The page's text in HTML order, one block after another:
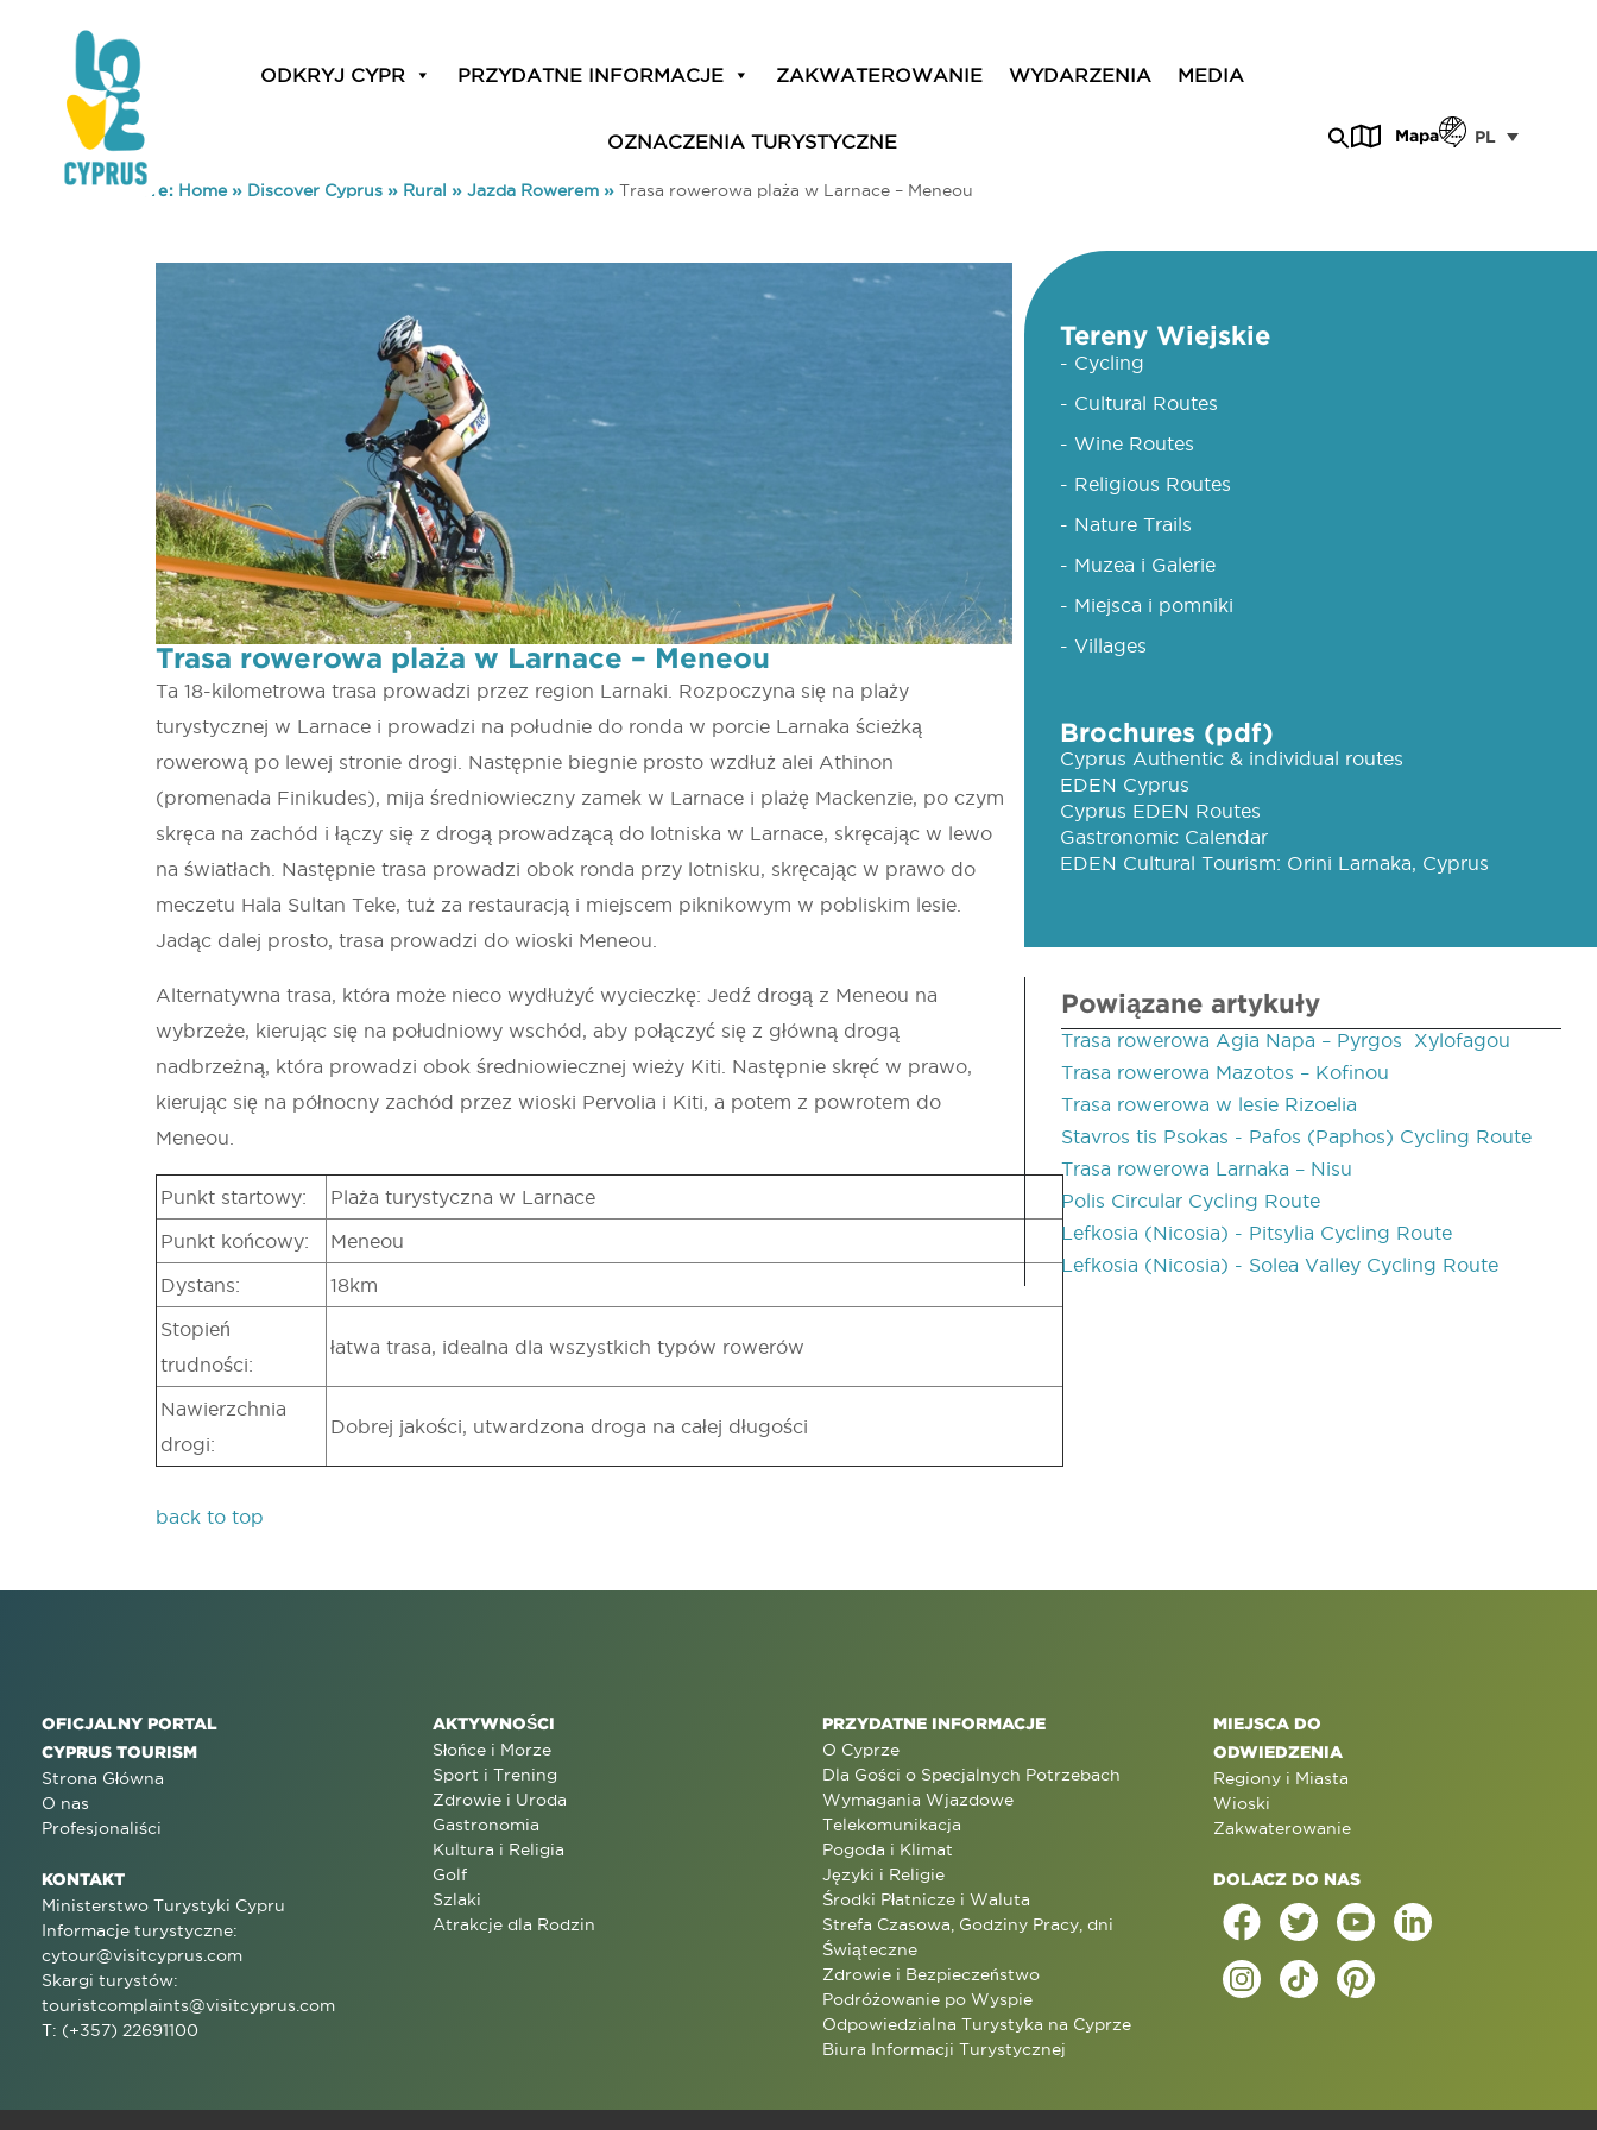
ODKRYJ CYPR PRZYDATNE INFORMACJE ZAKWATEROWANIE WYDARZENIA MEDIA
OZNACZENIA TURYSTYCZNE Mapa PL
You are here: Home» Discover Cyprus » Rural » Jazda Rowerem » Trasa rowerowa plaża w Larnace – Meneou
Trasa rowerowa plaża w Larnace – Meneou
Ta 18-kilometrowa trasa prowadzi przez region Larnaki. Rozpoczyna się na plaży
turystycznej w Larnace i prowadzi na południe do ronda w porcie Larnaka ścieżką
rowerową po lewej stronie drogi. Następnie biegnie prosto wzdłuż alei Athinon
(promenada Finikudes), mija średniowieczny zamek w Larnace i plażę Mackenzie, po czym
skręca na zachód i łączy się z drogą prowadzącą do lotniska w Larnace, skręcając w lewo
na światłach. Następnie trasa prowadzi obok ronda przy lotnisku, skręcając w prawo do
meczetu Hala Sultan Teke, tuż za restauracją i miejscem piknikowym w pobliskim lesie.
Jadąc dalej prosto, trasa prowadzi do wioski Meneou.
Alternatywna trasa, która może nieco wydłużyć wycieczkę: Jedź drogą z Meneou na
wybrzeże, kierując się na południowy wschód, aby połączyć się z główną drogą
nadbrzeżną, która prowadzi obok średniowiecznej wieży Kiti. Następnie skręć w prawo,
kierując się na północny zachód przez wioski Pervolia i Kiti, a potem z powrotem do
Meneou.
Punkt startowy: Plaża turystyczna w Larnace
Punkt końcowy: Meneou
Dystans: 18km
Stopień
trudności:
łatwa trasa, idealna dla wszystkich typów rowerów
Nawierzchnia
drogi:
Dobrej jakości, utwardzona droga na całej długości
back to top
Tereny Wiejskie
- Cycling
- Cultural Routes
- Wine Routes
- Religious Routes
- Nature Trails
- Muzea i Galerie
- Miejsca i pomniki
- Villages
Brochures (pdf)
Cyprus Authentic & individual routes
EDEN Cyprus
Cyprus EDEN Routes
Gastronomic Calendar
EDEN Cultural Tourism: Orini Larnaka, Cyprus
Powiązane artykuły
Trasa rowerowa Agia Napa – Pyrgos ­ Xylofagou
Trasa rowerowa Mazotos – Kofinou
Trasa rowerowa w lesie Rizoelia
Stavros tis Psokas - Pafos (Paphos) Cycling Route
Trasa rowerowa Larnaka – Nisu
Polis Circular Cycling Route
Lefkosia (Nicosia) - Pitsylia Cycling Route
Lefkosia (Nicosia) - Solea Valley Cycling Route
OFICJALNY PORTAL
CYPRUS TOURISM
Strona Główna
O nas
Profesjonaliści
KONTAKT
Ministerstwo Turystyki Cypru
Informacje turystyczne:
cytour@visitcyprus.com
Skargi turystów:
touristcomplaints@visitcyprus.com
T: (+357) 22691100
AKTYWNOŚCI
Słońce i Morze
Sport i Trening
Zdrowie i Uroda
Gastronomia
Kultura i Religia
Golf
Szlaki
Atrakcje dla Rodzin
PRZYDATNE INFORMACJE
O Cyprze
Dla Gości o Specjalnych Potrzebach
Wymagania Wjazdowe
Telekomunikacja
Pogoda i Klimat
Języki i Religie
Środki Płatnicze i Waluta
Strefa Czasowa, Godziny Pracy, dni
Świąteczne
Zdrowie i Bezpieczeństwo
Podróżowanie po Wyspie
Odpowiedzialna Turystyka na Cyprze
Biura Informacji Turystycznej
MIEJSCA DO
ODWIEDZENIA
Regiony i Miasta
Wioski
Zakwaterowanie
DOLACZ DO NAS